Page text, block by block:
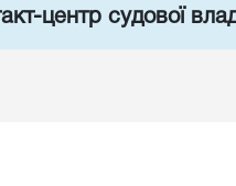
центр судової